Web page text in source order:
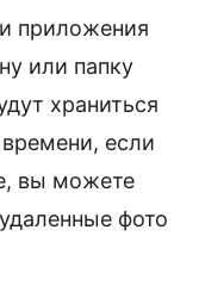
приложения
или папку
храниться
если
вы можете
фото